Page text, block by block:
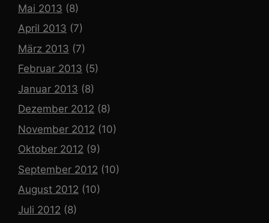
Mai 2013 (8)
April 2013 (7)
März 2013 (7)
Februar 2013 (5)
Januar 2013 (8)
Dezember 2012 (8)
November 2012 (10)
Oktober 2012 (9)
September 2012 (10)
August 2012 (10)
Juli 2012 (8)